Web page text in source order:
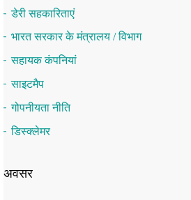
डेरी सहकारिताएं
भारत सरकार के मंत्रालय / विभाग
सहायक कंपनियां
साइटमैप
गोपनीयता नीति
डिस्क्लेमर
अवसर